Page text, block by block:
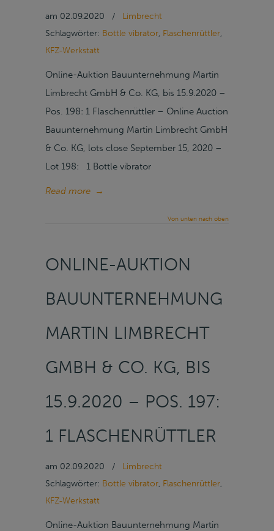
am 02.09.2020 /
Limbrecht
Schlagwörter: Bottle vibrator, Flaschenrüttler,
KFZ-Werkstatt
Online-Auktion Bauunternehmung Martin
Limbrecht GmbH & Co. KG, bis 15.9.2020 –
Pos. 198: 1 Flaschenrüttler – Online Auction
Bauunternehmung Martin Limbrecht GmbH
& Co. KG, lots close September 15, 2020 –
Lot 198: 1 Bottle vibrator
Read more →
Von unten nach oben
ONLINE-AUKTION
BAUUNTERNEHMUNG
MARTIN LIMBRECHT
GMBH & CO. KG, BIS
15.9.2020 – POS. 197:
1 FLASCHENRÜTTLER
am 02.09.2020 /
Limbrecht
Schlagwörter: Bottle vibrator, Flaschenrüttler,
KFZ-Werkstatt
Online-Auktion Bauunternehmung Martin